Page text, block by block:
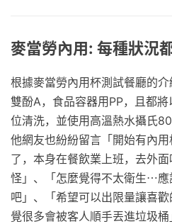
麥當勞內用: 每種狀況
根據麥當勞內用杯測試餐廳的介
雙酚A，食品容器用PP，且都
位清洗，並使用高溫熱水攝氏
他網友也紛紛留言「開始有內
了，本身在餐飲業上班，去外
怪」、「怎麼覺得不太衛生⋯
吧」、「希望可以出限量讓喜
覺很多會被客人順手丟進垃圾